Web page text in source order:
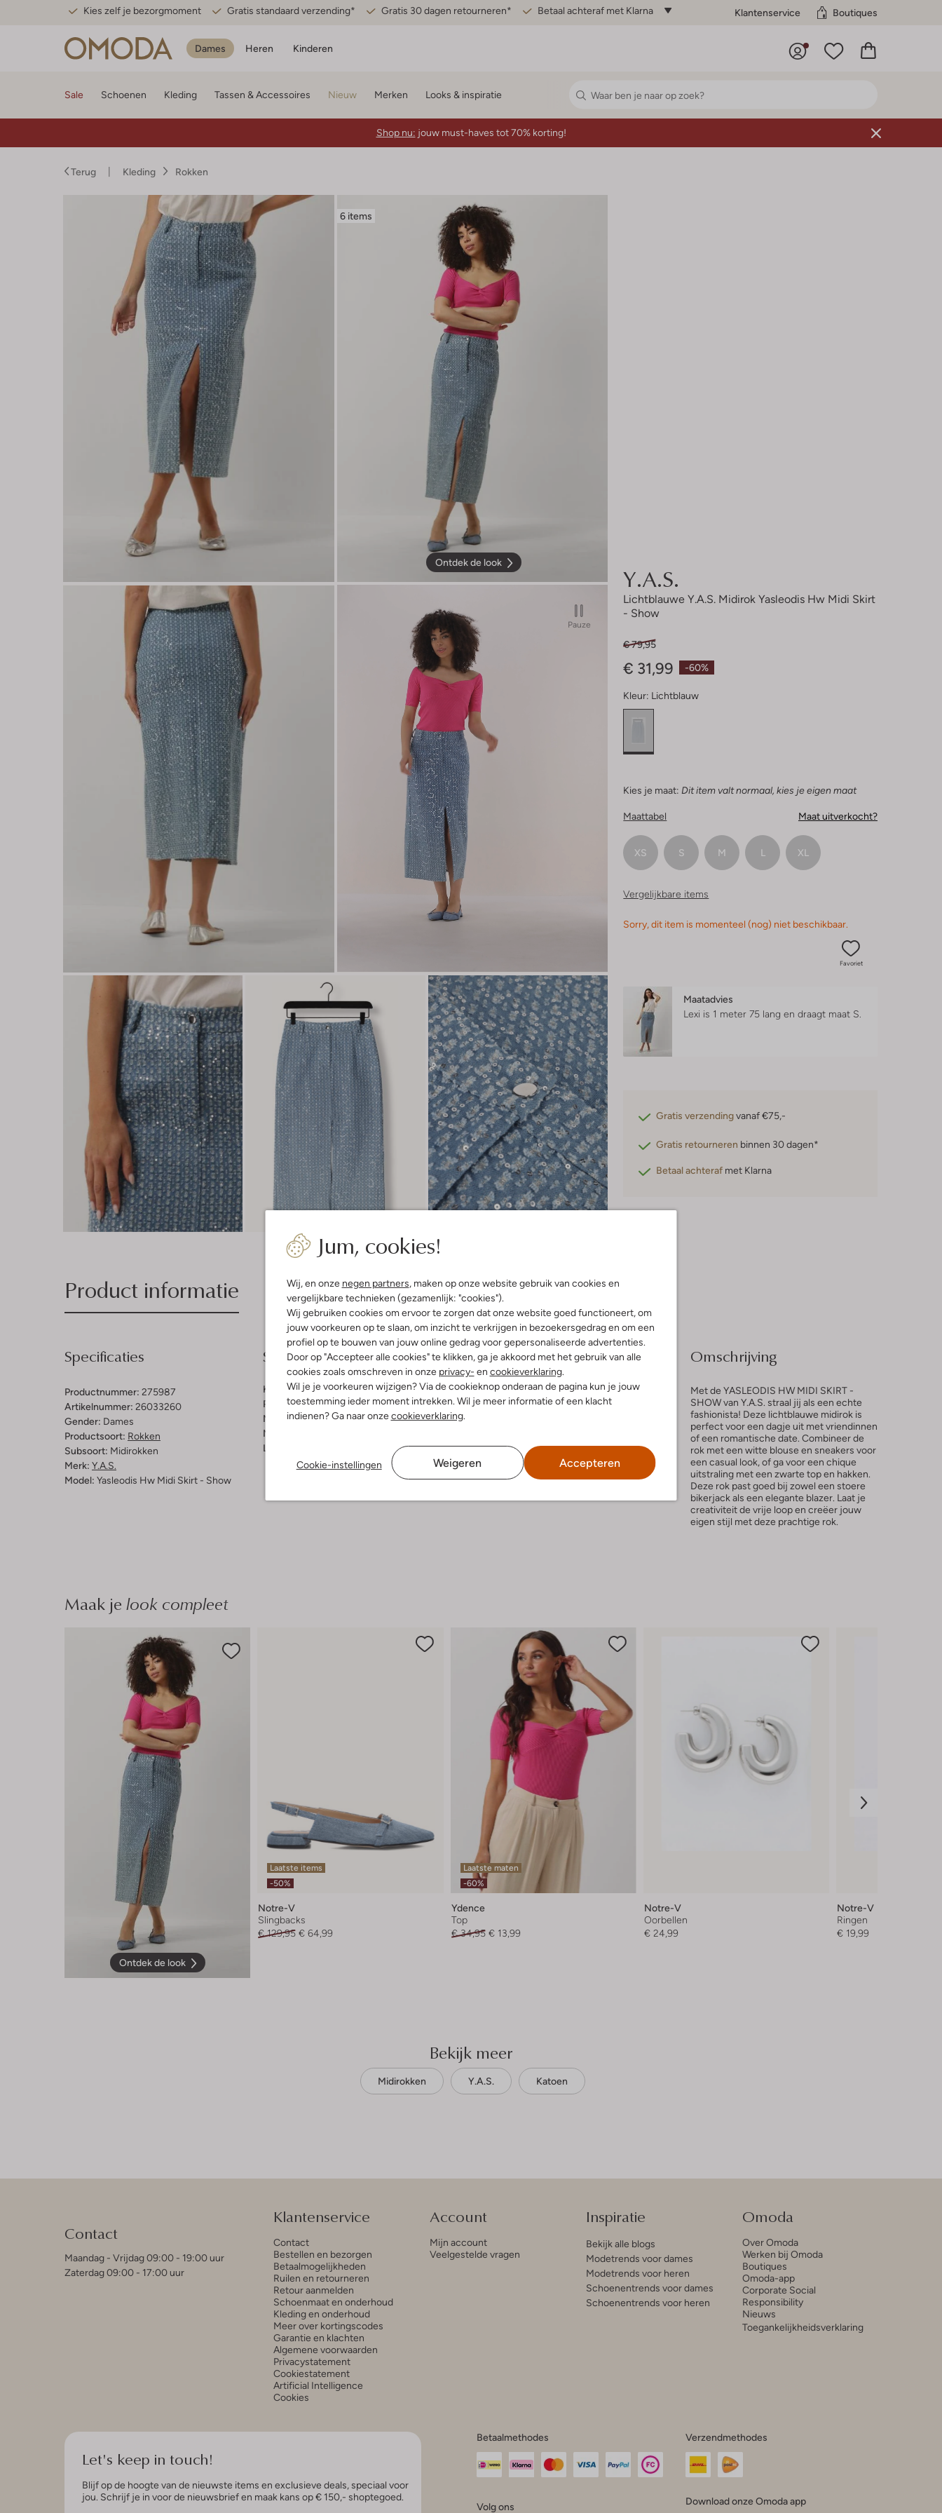
Kies zelf je bezorgmoment Gratis standaard verzending* Gratis 30 dagen retourneren* Betaal achteraf met Klarna Klantenservice Boutiques
Dames Heren Kinderen
Jum, cookies!
Wij, en onze negen partners, maken op onze website gebruik van cookies en
vergelijkbare technieken (gezamenlijk: "cookies").
Wij gebruiken cookies om ervoor te zorgen dat onze website goed functioneert, om
jouw voorkeuren op te slaan, om inzicht te verkrijgen in bezoekersgedrag en om een
profiel op te bouwen van jouw online gedrag voor gepersonaliseerde advertenties.
Door op "Accepteer alle cookies" te klikken, ga je akkoord met het gebruik van alle
cookies zoals omschreven in onze privacy- en cookieverklaring.
Wil je je voorkeuren wijzigen? Via de cookieknop onderaan de pagina kun je jouw
toestemming ieder moment intrekken. Wil je meer informatie of een klacht
indienen? Ga naar onzecookieverklaring.
Cookie-instellingen Weigeren Accepteren
Sale Schoenen Kleding Tassen & Accessoires Nieuw Merken Looks & inspiratie
Shop nu: jouw must-haves tot 70% korting!
Terug Kleding Rokken
6 items
Ontdek de look
Pauze
Y.a.s.
Lichtblauwe Y.a.s. Midirok Yasleodis Hw Midi Skirt
- Show
-60%
€ 79,95
€ 31,99
Kleur: Lichtblauw
Kies je maat: Dit item valt normaal, kies je eigen maat
Maattabel Maat uitverkocht?
XS S M L XL
Vergelijkbare items
Sorry, dit item is momenteel (nog) niet beschikbaar.
Favoriet
Maatadvies
Lexi is 1 meter 75 lang en draagt maat S.
Gratis verzendingvanaf €75,-
Gratis retourneren binnen 30 dagen*
Betaal achteraf met Klarna
Product informatie Bezorgen & retourneren
Specificaties
Productnummer: 275987
Artikelnummer: 26033260
Gender: Dames
Productsoort: Rokken
Subsoort: Midirokken
Merk: Y.a.s.
Model: Yasleodis Hw Midi Skirt - Show
Samenstelling & Pasvorm
Kleur:Lichtblauw
Patroon:Glitter
Materiaal:Katoen
Materiaalpercentages:
Lengte:
Wasvoorschriften
Niet wassen
Speciale chemische reiniging
Niet bleken
Omschrijving
Met de YASLEODIS HW MIDI SKIRT -
SHOW van Y.A.S. straal jij als een echte
fashionista! Deze lichtblauwe midirok is
perfect voor een dagje uit met vriendinnen
of een romantische date. Combineer de
rok met een witte blouse en sneakers voor
een casual look, of ga voor een chique
uitstraling met een zwarte top en hakken.
Deze rok past goed bij zowel een stoere
bikerjack als een elegante blazer. Laat je
creativiteit de vrije loop en creëer jouw
eigen stijl met deze prachtige rok.
Maak je look compleet
Ontdek de look
Laatste items
-50%
Notre-V
Slingbacks
€ 129,95 € 64,99
Laatste maten
-60%
Ydence
Top
€ 34,95 € 13,99
Notre-V
Oorbellen
€ 24,99
Notre-V
Ringen
€ 19,99
Bekijk meer
Midirokken Y.a.s. Katoen
Contact
Maandag - Vrijdag 09:00 - 19:00 uur
Zaterdag 09:00 - 17:00 uur
Klantenservice
Contact
Bestellen en bezorgen
Betaalmogelijkheden
Ruilen en retourneren
Retour aanmelden
Schoenmaat en onderhoud
Kleding en onderhoud
Meer over kortingscodes
Garantie en klachten
Algemene voorwaarden
Privacystatement
Cookiestatement
Artificial Intelligence
Cookies
Account
Mijn account
Veelgestelde vragen
Inspiratie
Bekijk alle blogs
Modetrends voor dames
Modetrends voor heren
Schoenentrends voor dames
Schoenentrends voor heren
Omoda
Over Omoda
Werken bij Omoda
Boutiques
Omoda-app
Corporate Social
Responsibility
Nieuws
Toegankelijkheidsverklaring
Let's keep in touch!
Blijf op de hoogte van de nieuwste items en exclusieve deals, speciaal voor
jou. Schrijf je in voor de nieuwsbrief en maak kans op € 150,- shoptegoed.
Betaalmethodes
Volg ons
Verzendmethodes
Download onze Omoda app